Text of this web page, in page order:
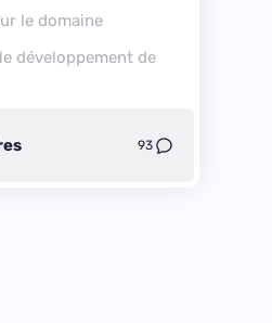
le domaine
développement de
93